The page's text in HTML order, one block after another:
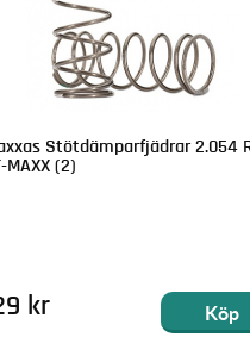
Stötdämparfjädrar 2.054
MAXX (2)
kr Köp